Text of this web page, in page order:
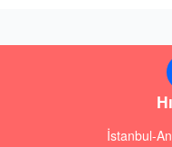
İstanbul-